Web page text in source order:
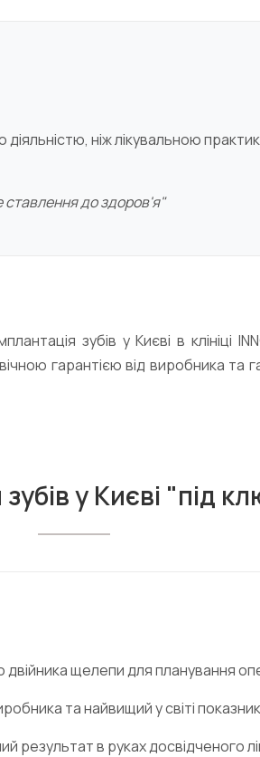
діяльністю, ніж лікувальною
ставлення до здоров'я"
зубів у Києві в
гарантією від виробника
у Києві "під
щелепи для планування
та найвищий у світі
результат в руках досвідченого